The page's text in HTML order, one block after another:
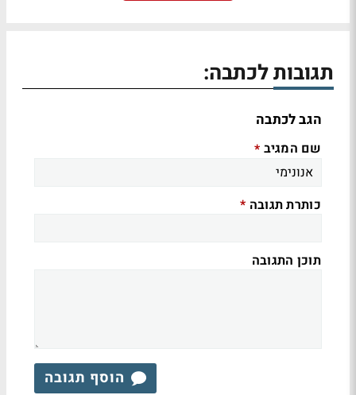
תגובות לכתבה:
הגב לכתבה
שם המגיב *
כותרת תגובה *
תוכן התגובה
הוסף תגובה